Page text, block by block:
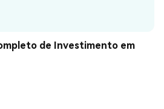
de Investimento em